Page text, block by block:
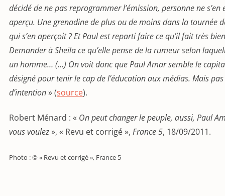
décidé de ne pas reprogrammer l’émission, personne ne s’en
aperçu. Une grenadine de plus ou de moins dans la tournée
qui s’en aperçoit ? Et Paul est reparti faire ce qu’il fait très
Demander à Sheila ce qu’elle pense de la rumeur selon
un homme… (…) On voit donc que Paul Amar semble le
désigné pour tenir le cap de l’éducation aux médias. Mais
d’intention» (source).
Robert Ménard : « On peut changer le peuple, aussi, Paul
vous voulez», « Revu et corrigé », France 5, 18/09/2011.
Photo : © « Revu et corrigé », France 5